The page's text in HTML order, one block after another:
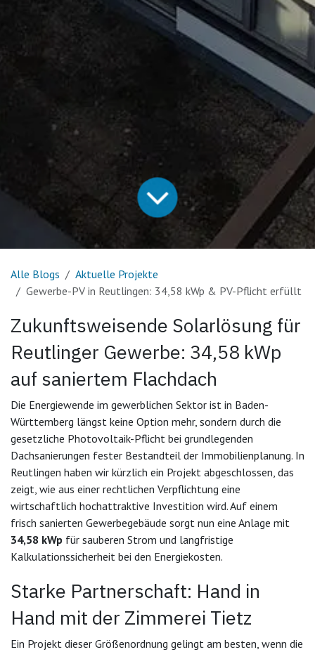
Alle Blogs
Aktuelle Projekte
Gewerbe-PV in Reutlingen: 34,58 kWp & PV-Pflicht erfüllt
Zukunftsweisende Solarlösung für
Reutlinger Gewerbe: 34,58 kWp
auf saniertem Flachdach
Die Energiewende im gewerblichen Sektor ist in Baden-
Württemberg längst keine Option mehr, sondern durch die
gesetzliche Photovoltaik-Pflicht bei grundlegenden
Dachsanierungen fester Bestandteil der Immobilienplanung. In
Reutlingen haben wir kürzlich ein Projekt abgeschlossen, das
zeigt, wie aus einer rechtlichen Verpflichtung eine
wirtschaftlich hochattraktive Investition wird. Auf einem
frisch sanierten Gewerbegebäude sorgt nun eine Anlage mit
34,58 kWp für sauberen Strom und langfristige
Kalkulationssicherheit bei den Energiekosten.
Starke Partnerschaft: Hand in
Hand mit der Zimmerei Tietz
Ein Projekt dieser Größenordnung gelingt am besten, wenn die